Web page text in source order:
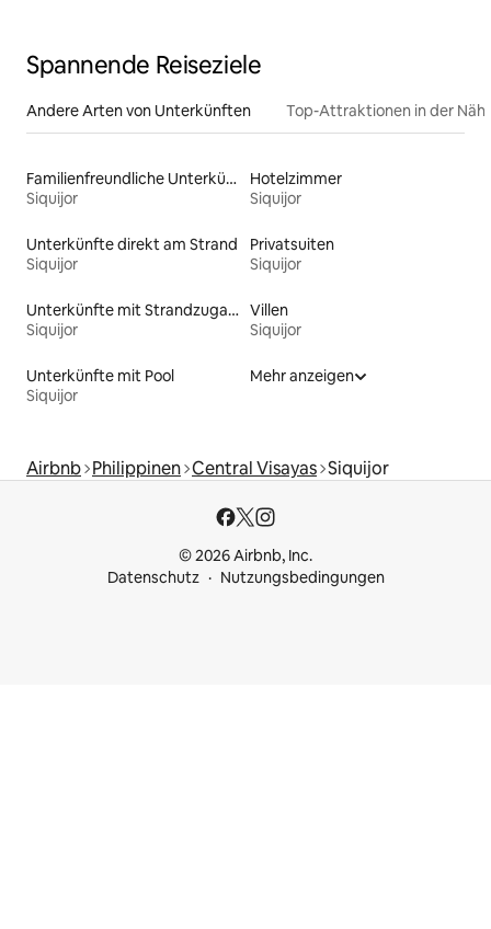
Spannende Reiseziele
Andere Arten von Unterkünften Top-Attraktionen in der
Familienfreundliche Unterkünfte
Siquijor
Hotelzimmer
Siquijor
Unterkünfte direkt am Strand
Siquijor
Privatsuiten
Siquijor
Unterkünfte mit Strandzugang
Siquijor
Villen
Siquijor
Unterkünfte mit Pool
Siquijor
Mehr anzeigen
Airbnb Philippinen Central Visayas Siquijor
© 2026 Airbnb, Inc.
Datenschutz
Nutzungsbedingungen